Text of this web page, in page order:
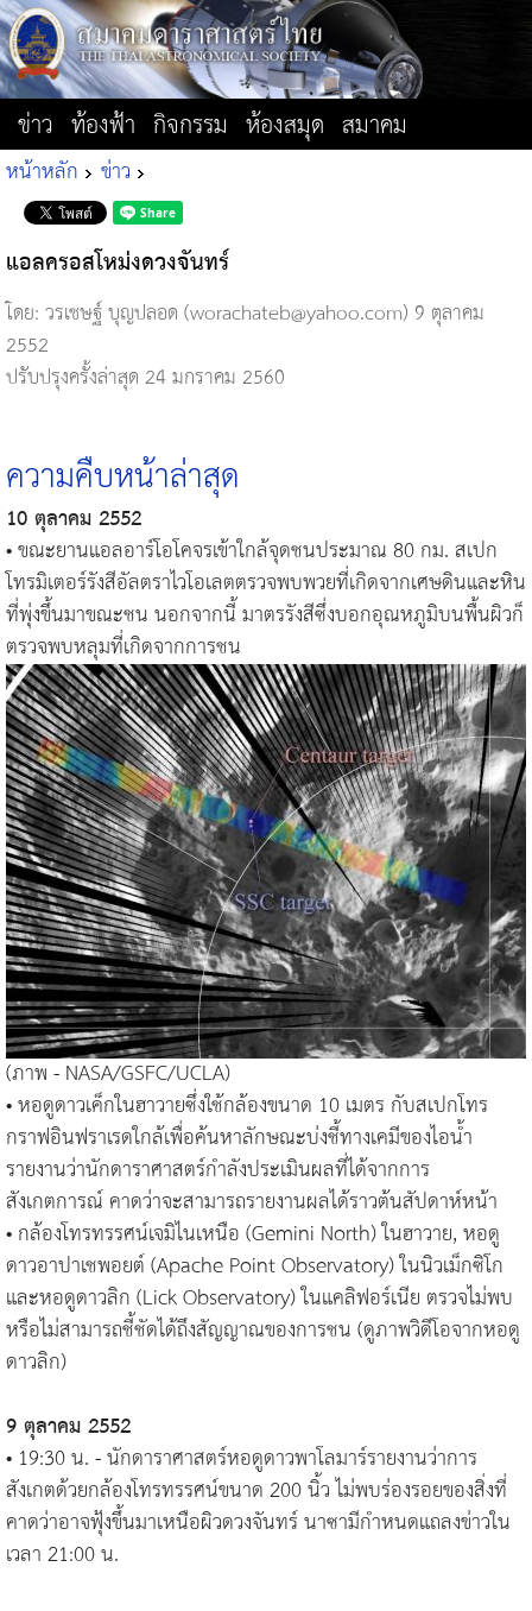
ข่าว ท้องฟ้า กิจกรรม ห้องสมุด สมาคม
หน้าหลัก ข่าว
แอลครอสโหม่งดวงจันทร์
โดย: วรเชษฐ์ บุญปลอด (worachateb@yahoo.com) 9 ตุลาคม
2552
ปรับปรุงครั้งล่าสุด 24 มกราคม 2560
ความคืบหน้าล่าสุด
10 ตุลาคม 2552
• ขณะยานแอลอาร์โอโคจรเข้าใกล้จุดชนประมาณ 80 กม. สเปก
โทรมิเตอร์รังสีอัลตราไวโอเลตตรวจพบพวยที่เกิดจากเศษดินและหิน
ที่พุ่งขึ้นมาขณะชน นอกจากนี้ มาตรรังสีซึ่งบอกอุณหภูมิบนพื้นผิวก็
ตรวจพบหลุมที่เกิดจากการชน
(ภาพ - NASA/GSFC/UCLA)
• หอดูดาวเค็กในฮาวายซึ่งใช้กล้องขนาด 10 เมตร กับสเปกโทร
กราฟอินฟราเรดใกล้เพื่อค้นหาลักษณะบ่งชี้ทางเคมีของไอน้ำ
รายงานว่านักดาราศาสตร์กำลังประเมินผลที่ได้จากการ
สังเกตการณ์ คาดว่าจะสามารถรายงานผลได้ราวต้นสัปดาห์หน้า
• กล้องโทรทรรศน์เจมิไนเหนือ (Gemini North) ในฮาวาย, หอดู
ดาวอาปาเชพอยต์ (Apache Point Observatory) ในนิวเม็กซิโก
และหอดูดาวลิก (Lick Observatory) ในแคลิฟอร์เนีย ตรวจไม่พบ
หรือไม่สามารถชี้ชัดได้ถึงสัญญาณของการชน (ดูภาพวิดีโอจากหอดู
ดาวลิก)
9 ตุลาคม 2552
• 19:30 น. - นักดาราศาสตร์หอดูดาวพาโลมาร์รายงานว่าการ
สังเกตด้วยกล้องโทรทรรศน์ขนาด 200 นิ้ว ไม่พบร่องรอยของสิ่งที่
คาดว่าอาจฟุ้งขึ้นมาเหนือผิวดวงจันทร์ นาซามีกำหนดแถลงข่าวใน
เวลา 21:00 น.